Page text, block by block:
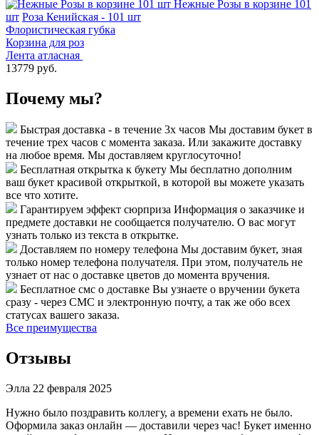
Нежные Розы в корзине 101
шт Роза Кенийская - 101 шт
Флористическая губка
Корзина для роз
Лента атласная
13779 руб.
Почему мы?
Быстрая доставка - в течение 3х часов Мы доставим букет в
течение трех часов с момента заказа. Или закажите доставку
на любое время. Мы доставляем круглосуточно!
Бесплатная открытка к букету Мы бесплатно дополним
ваш букет красивой открыткой, в которой вы можете указать
все что хотите.
Гарантируем эффект сюрприза Информация о заказчике и
предмете доставки не сообщается получателю. О вас могут
узнать только из текста в открытке.
Доставляем по номеру телефона Мы доставим букет, зная
только номер телефона получателя. При этом, получатель не
узнает от нас о доставке цветов до момента вручения.
Бесплатное смс о доставке Вы узнаете о вручении букета
сразу - через СМС и электронную почту, а так же обо всех
статусах вашего заказа.
Все преимущества
Отзывы
Элла 22 февраля 2025
Нужно было поздравить коллегу, а времени ехать не было.
Оформила заказ онлайн — доставили через час! Букет именно